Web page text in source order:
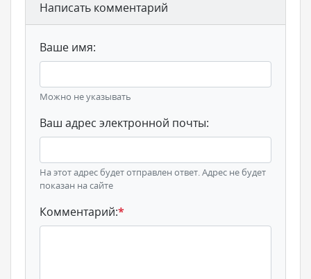
Написать комментарий
Ваше имя:
Можно не указывать
Ваш адрес электронной почты:
На этот адрес будет отправлен ответ. Адрес не будет
показан на сайте
Комментарий:*